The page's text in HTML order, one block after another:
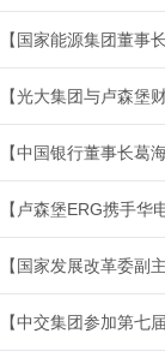
【国家能源集团董事
【光大集团与卢森堡
【中国银行董事长葛
【中交集团参加第七